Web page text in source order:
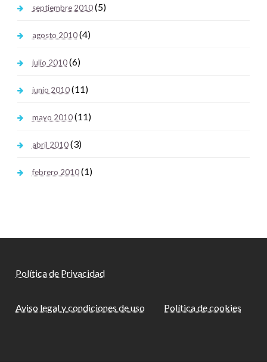
septiembre 2010(5)
agosto 2010(4)
julio 2010(6)
junio 2010(11)
mayo 2010(11)
abril 2010(3)
febrero 2010(1)
Política de Privacidad
Aviso legal y condiciones de uso Política de cookies